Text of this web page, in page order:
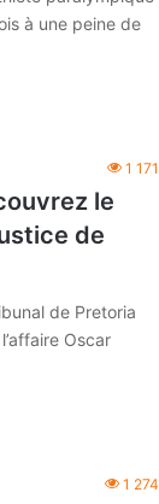
à une peine de
1 171
le
de
de Pretoria
Oscar
1 274